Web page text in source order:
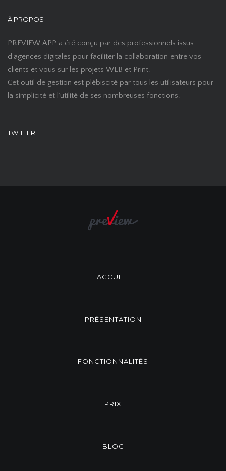
À PROPOS
PREVIEW APP a été conçu par des professionnels issus
d'agences digitales pour faciliter la collaboration entre vos
clients et vous sur les projets WEB et Print.
Cet outil de gestion est plébiscité par tous les utilisateurs pour
la simplicité et l’utilité de ses nombreuses fonctions.
TWITTER
ACCUEIL
PRÉSENTATION
FONCTIONNALITÉS
PRIX
BLOG